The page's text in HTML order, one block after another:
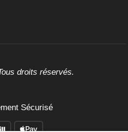
droits réservés.
Sécurisé